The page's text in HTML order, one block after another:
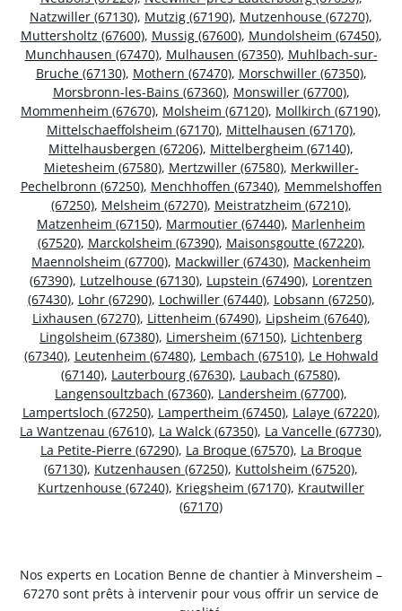
Natzwiller (67130), Mutzig (67190), Mutzenhouse (67270),
Muttersholtz (67600), Mussig (67600), Mundolsheim (67450),
Munchhausen (67470), Mulhausen (67350), Muhlbach-sur-
Bruche (67130), Mothern (67470), Morschwiller (67350),
Morsbronn-les-Bains (67360), Monswiller (67700),
Mommenheim (67670), Molsheim (67120), Mollkirch (67190),
Mittelschaeffolsheim (67170), Mittelhausen (67170),
Mittelhausbergen (67206), Mittelbergheim (67140),
Mietesheim (67580), Mertzwiller (67580), Merkwiller-
Pechelbronn (67250), Menchhoffen (67340), Memmelshoffen
(67250), Melsheim (67270), Meistratzheim (67210),
Matzenheim (67150), Marmoutier (67440), Marlenheim
(67520), Marckolsheim (67390), Maisonsgoutte (67220),
Maennolsheim (67700), Mackwiller (67430), Mackenheim
(67390), Lutzelhouse (67130), Lupstein (67490), Lorentzen
(67430), Lohr (67290), Lochwiller (67440), Lobsann (67250),
Lixhausen (67270), Littenheim (67490), Lipsheim (67640),
Lingolsheim (67380), Limersheim (67150), Lichtenberg
(67340), Leutenheim (67480), Lembach (67510), Le Hohwald
(67140), Lauterbourg (67630), Laubach (67580),
Langensoultzbach (67360), Landersheim (67700),
Lampertsloch (67250), Lampertheim (67450), Lalaye (67220),
La Wantzenau (67610), La Walck (67350), La Vancelle (67730),
La Petite-Pierre (67290), La Broque (67570), La Broque
(67130), Kutzenhausen (67250), Kuttolsheim (67520),
Kurtzenhouse (67240), Kriegsheim (67170), Krautwiller
(67170)
Nos experts en Location Benne de chantier à Minversheim –
67270 sont prêts à intervenir pour vous offrir un service de